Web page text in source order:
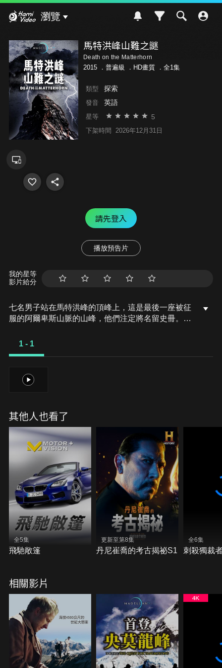
瀏覽
馬特洪峰山難之謎
Death on the Matterhorn
2015 ． 普遍級 ．HD畫質 ．全1集
類型 探索
發音 英語
星等 5
下架時間 2026年12月31日
請先登入
播放預告片
我的星等
影片給分
七名男子站在馬特洪峰的頂峰上，這是最後一座被征
服的阿爾卑斯山脈的山峰，他們注定將名留史冊。然
但這條繩索真的是自然斷裂，還是被人割斷？這是一
性的事件。
1 - 1
1
其他人也看了
全5集
飛馳敞篷
更新至第8集
丹尼崔喬的考古揭祕S1
全6集
刺殺獨裁
相關影片